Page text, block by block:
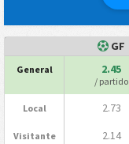
GF
General 2.45
/ partido
Local 2.73
Visitante 2.14